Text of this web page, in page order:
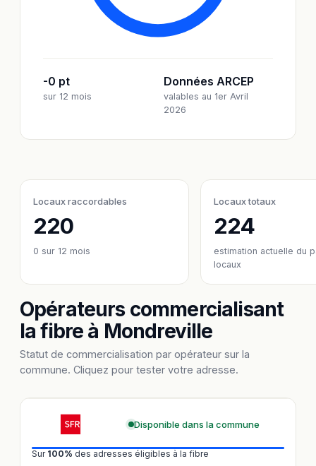
-0 pt
sur 12 mois
Données ARCEP
valables au 1er Avril
2026
Locaux raccordables
220
0 sur 12 mois
Locaux totaux
224
estimation actuelle du
locaux
Opérateurs commercialisant
la fibre à Mondreville
Statut de commercialisation par opérateur sur la
commune. Cliquez pour tester votre adresse.
Disponible dans la commune
Sur 100% des adresses éligibles à la fibre